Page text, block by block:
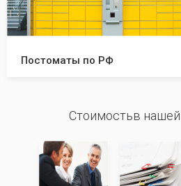
Постоматы по РФ
Стоимостьв